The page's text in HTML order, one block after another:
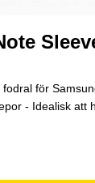
för
- Idealisk att